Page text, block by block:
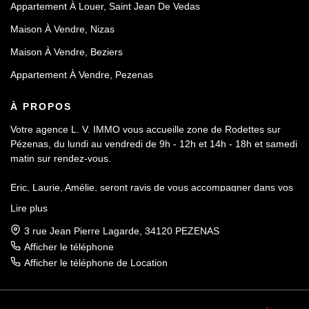
Appartement À Louer, Saint Jean De Vedas
Maison À Vendre, Nizas
Maison À Vendre, Beziers
Appartement À Vendre, Pezenas
À PROPOS
Votre agence L. V. IMMO vous accueille zone de Rodettes sur
Pézenas, du lundi au vendredi de 9h - 12h et 14h - 18h et samedi
matin sur rendez-vous.
Eric, Laurie, Amélie, seront ravis de vous accompagner dans vos
Fort d'une expérience de plusieurs dizaine d'années, notre
cohésion d'équipe vous permettra de réaliser votre projet
immobilier dans les meilleures conditions et délais.
Mail : lvimmo.34120@gmail.com
Lire plus
3 rue Jean Pierre Lagarde, 34120 PEZENAS
Afficher le téléphone
Afficher le téléphone de Location